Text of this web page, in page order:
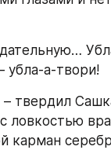
убла-а-твори!
– твердил
ловкостью
карман